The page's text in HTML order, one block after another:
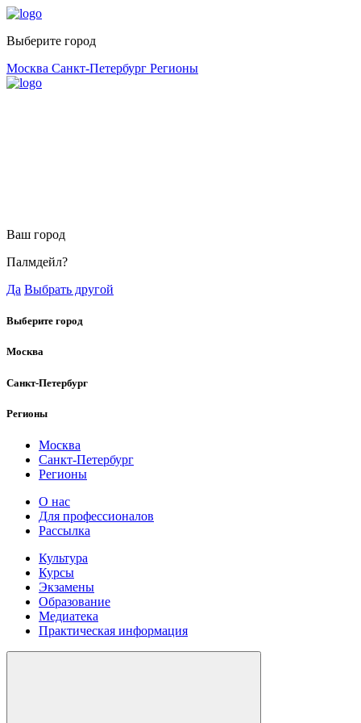
Выберите город
Москва Санкт-Петербург Регионы
Ваш город
Палмдейл?
Да Выбрать другой
Выберите город
Москва
Санкт-Петербург
Регионы
Москва
Санкт-Петербург
Регионы
О нас
Для профессионалов
Рассылка
Культура
Курсы
Экзамены
Образование
Медиатека
Практическая информация